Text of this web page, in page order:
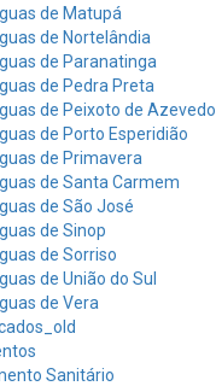
de Matupá
de Nortelândia
de Paranatinga
de Pedra Preta
de Peixoto de Azevedo
de Porto Esperidião
de Primavera
de Santa Carmem
de São José
de Sinop
de Sorriso
de União do Sul
de Vera
Sanitário